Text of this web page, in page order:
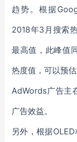
趋势。根据
2018年3月搜索
最高值，此峰值
热度值，可以预
AdWords广告主
广告效益。
另外，根据